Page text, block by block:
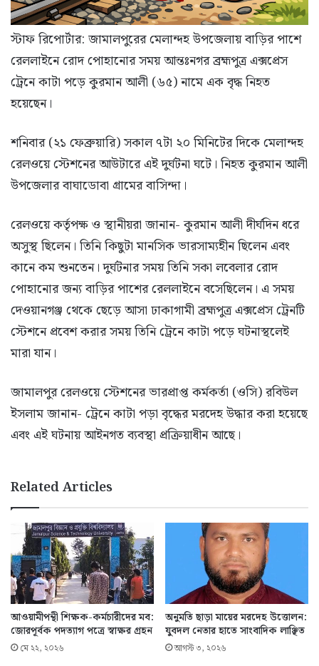
স্টাফ রিপোর্টার: জামালপুরের মেলান্দহ উপজেলায় বাড়ির পাশে
রেললাইনে রোদ পোহানোর সময় আন্তঃনগর ব্রহ্মপুত্র এক্সপ্রেস
ট্রেনে কাটা পড়ে কুরমান আলী (৬৫) নামে এক বৃদ্ধ নিহত
হয়েছেন।
শনিবার (২১ ফেব্রুয়ারি) সকাল ৭টা ২০ মিনিটের দিকে মেলান্দহ
রেলওয়ে স্টেশনের আউটারে এই দুর্ঘটনা ঘটে। নিহত কুরমান আলী
উপজেলার বাঘাডোবা গ্রামের বাসিন্দা।
রেলওয়ে কর্তৃপক্ষ ও স্থানীয়রা জানান- কুরমান আলী দীর্ঘদিন ধরে
অসুস্থ ছিলেন। তিনি কিছুটা মানসিক ভারসাম্যহীন ছিলেন এবং
কানে কম শুনতেন। দুর্ঘটনার সময় তিনি সকা লবেলার রোদ
পোহানোর জন্য বাড়ির পাশের রেললাইনে বসেছিলেন। এ সময়
দেওয়ানগঞ্জ থেকে ছেড়ে আসা ঢাকাগামী ব্রহ্মপুত্র এক্সপ্রেস ট্রেনটি
স্টেশনে প্রবেশ করার সময় তিনি ট্রেনে কাটা পড়ে ঘটনাস্থলেই
মারা যান।
জামালপুর রেলওয়ে স্টেশনের ভারপ্রাপ্ত কর্মকর্তা (ওসি) রবিউল
ইসলাম জানান- ট্রেনে কাটা পড়া বৃদ্ধের মরদেহ উদ্ধার করা হয়েছে
এবং এই ঘটনায় আইনগত ব্যবস্থা প্রক্রিয়াধীন আছে।
Related Articles
আওয়ামীপন্থী শিক্ষক-কর্মচারীদের মব:
জোরপূর্বক পদত্যাগ পত্রে স্বাক্ষর গ্রহন
মে ২২, ২০২৬
অনুমতি ছাড়া মায়ের মরদেহ উত্তোলন:
যুবদল নেতার হাতে সাংবাদিক লাঞ্ছিত
আগস্ট ৩, ২০২৬